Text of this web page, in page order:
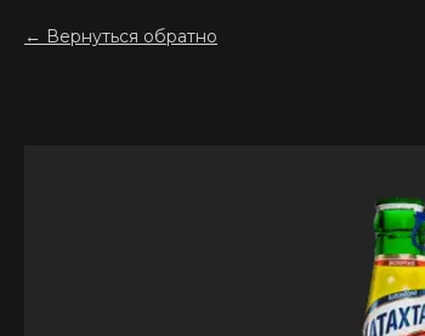
Вернуться обратно